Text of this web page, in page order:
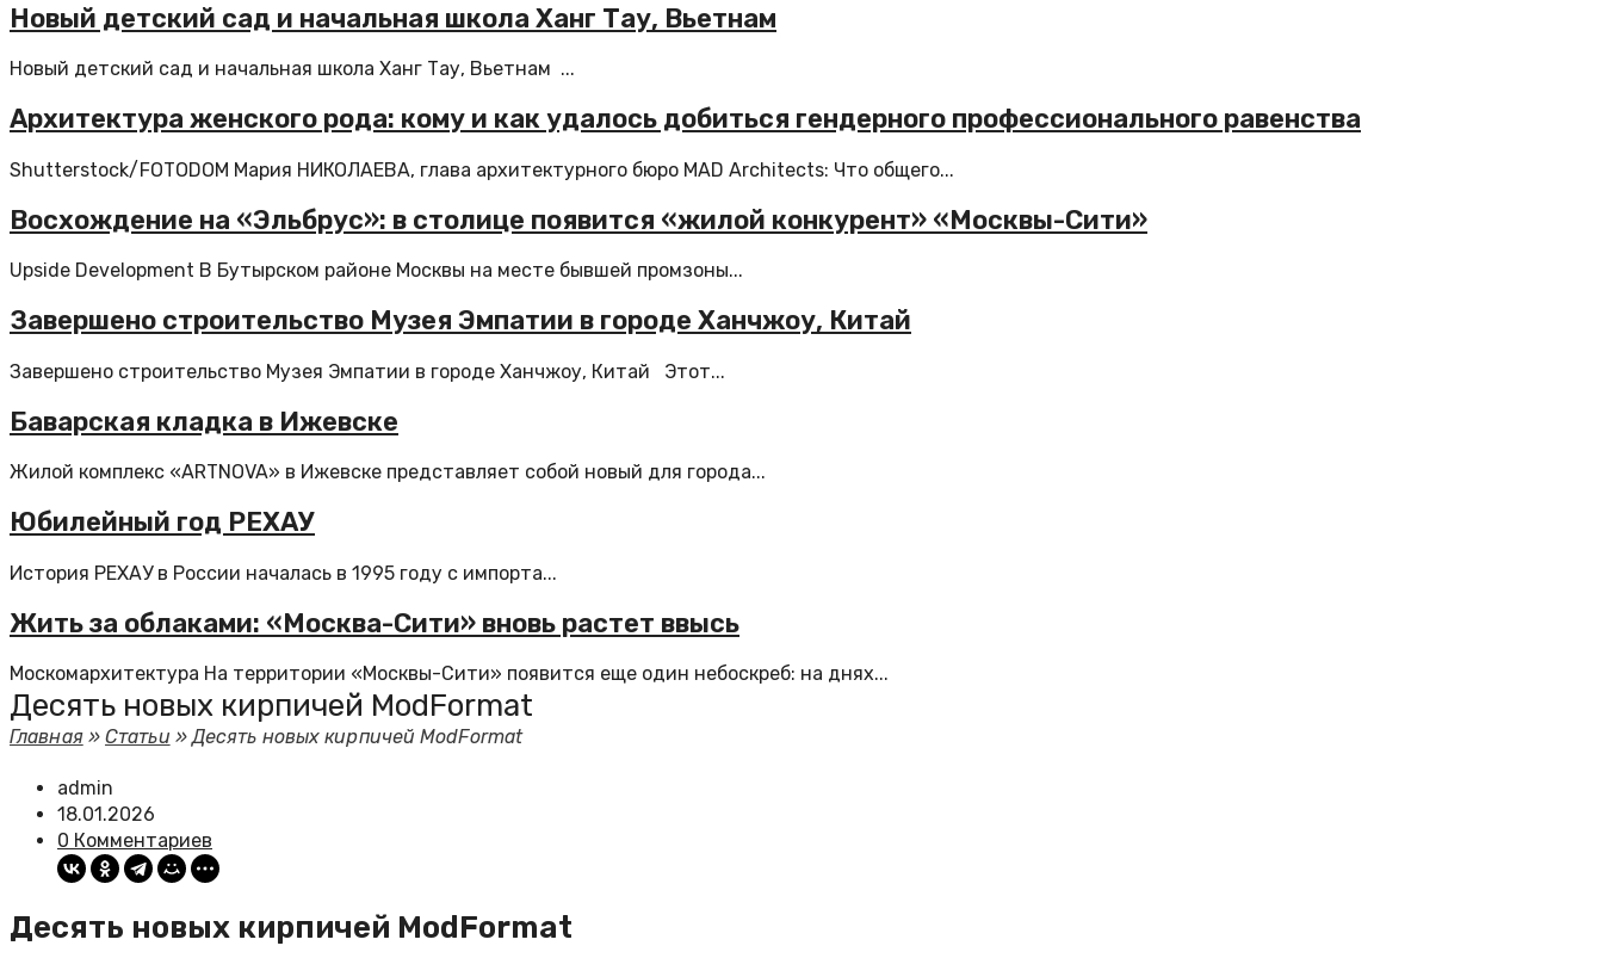
Новый детский сад и начальная школа Ханг Тау, Вьетнам
Новый детский сад и начальная школа Ханг Тау, Вьетнам ...
Архитектура женского рода: кому и как удалось добиться гендерного профессионального равенства
Shutterstock/FOTODOM Мария НИКОЛАЕВА, глава архитектурного бюро MAD Architects: Что общего...
Восхождение на «Эльбрус»: в столице появится «жилой конкурент» «Москвы-Сити»
Upside Development В Бутырском районе Москвы на месте бывшей промзоны...
Завершено строительство Музея Эмпатии в городе Ханчжоу, Китай
Завершено строительство Музея Эмпатии в городе Ханчжоу, Китай Этот...
Баварская кладка в Ижевске
Жилой комплекс «ARTNOVA» в Ижевске представляет собой новый для города...
Юбилейный год РЕХАУ
История РЕХАУ в России началась в 1995 году с импорта...
Жить за облаками: «Москва-Сити» вновь растет ввысь
Москомархитектура На территории «Москвы-Сити» появится еще один небоскреб: на днях...
Десять новых кирпичей ModFormat
Главная»Статьи »Десять новых кирпичей ModFormat
admin
18.01.2026
0 Комментариев
Десять новых кирпичей ModFormat